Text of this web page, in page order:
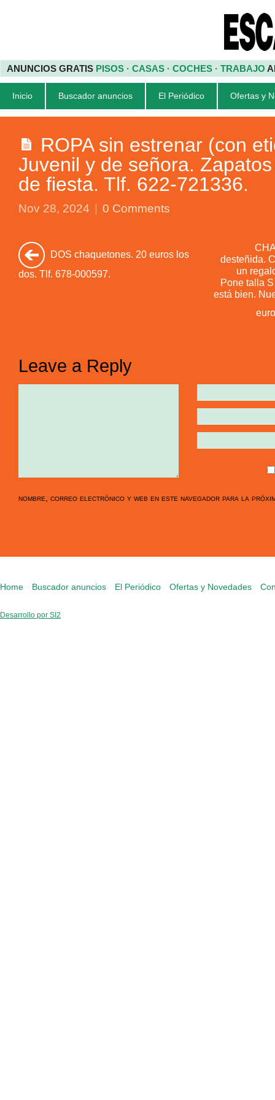
ANUNCIOS GRATIS PISOS · CASAS · COCHES · TRABAJO
Inicio Buscador anuncios El Periódico Ofertas y
ROPA sin estrenar (con
Juvenil y de señora.
de fiesta. Tlf. 622-721336.
Nov 28, 2024 0 Comments
DOS chaquetones. 20 euros los
dos. Tlf. 678-000597.
desteñida.
un
Pone talla
está bien.
Leave a Reply
nombre, correo electrónico y web en este navegador para la
Home Buscador anuncios El Periódico Ofertas y Novedades
Desarrollo por SI2